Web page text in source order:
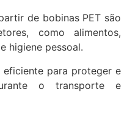
de bobinas PET são
como alimentos,
higiene pessoal.
para proteger e
o transporte e